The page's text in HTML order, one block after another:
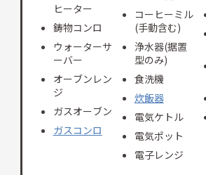
ヒーター
鋳物コンロ
ウォーターサ
ーバー
オーブンレン
ジ
ガスオーブン
ガスコンロ
コーヒーミル
(手動含む)
浄水器(据置
型のみ)
食洗機
炊飯器
電気ケトル
電気ポット
電子レンジ